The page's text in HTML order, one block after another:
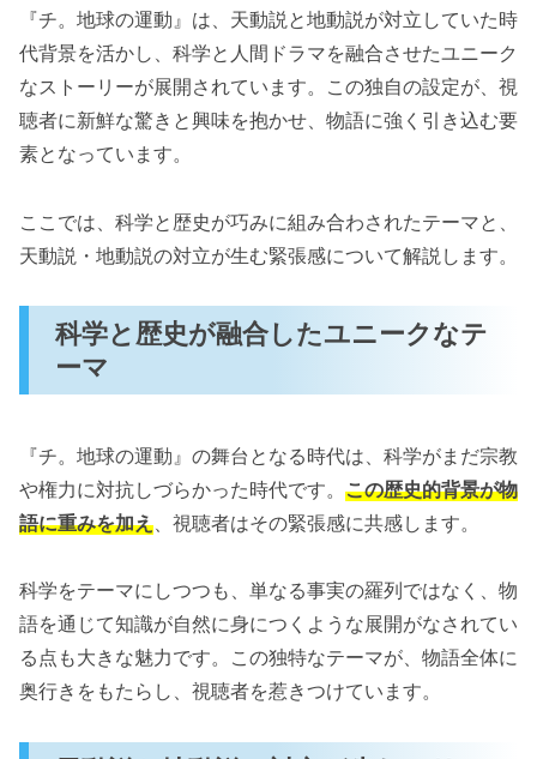
魅力：キャラクターの個性と成長
地動説を追い求める登場人物の魅力
葛藤と成長を重ねる人間ドラマ
作品の深みを増す哲学的なメッセージ
真理を追求することの意義
逆境に立ち向かう勇気のメッセージ
ファンが共感する『チ。地球の運動』の名言
視聴者に響く言葉の力
『チ。地球の運動』の魅力まとめ：面白さの理
『チ。地球の運動』は、天動説と地動説が対立していた時
代背景を活かし、科学と人間ドラマを融合させたユニーク
なストーリーが展開されています。この独自の設定が、視
聴者に新鮮な驚きと興味を抱かせ、物語に強く引き込む要
素となっています。
ここでは、科学と歴史が巧みに組み合わされたテーマと、
天動説・地動説の対立が生む緊張感について解説します。
科学と歴史が融合したユニークなテ
ーマ
『チ。地球の運動』の舞台となる時代は、科学がまだ宗教
や権力に対抗しづらかった時代です。 この歴史的背景が物
語に重みを加え 、視聴者はその緊張感に共感します。
科学をテーマにしつつも、単なる事実の羅列ではなく、物
語を通じて知識が自然に身につくような展開がなされてい
る点も大きな魅力です。この独特なテーマが、物語全体に
奥行きをもたらし、視聴者を惹きつけています。